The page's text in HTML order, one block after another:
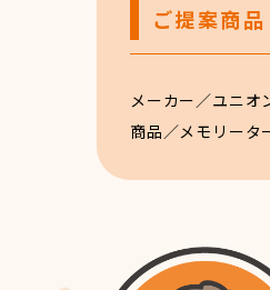
ご提案商品
メーカー／ユニオ
商品／メモリータ